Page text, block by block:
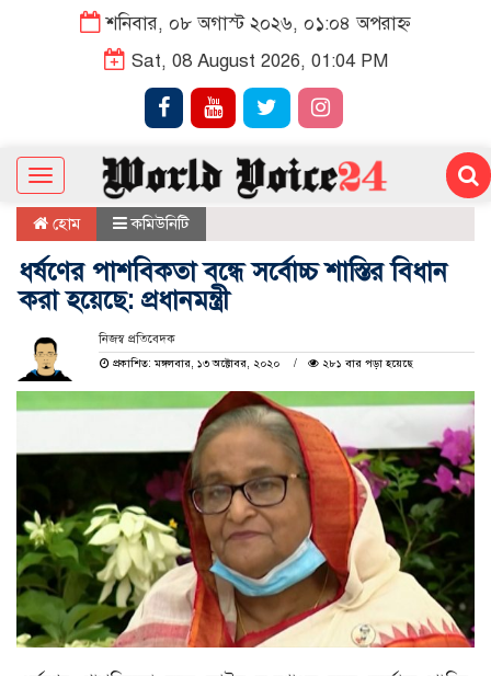
শনিবার, ০৮ অগাস্ট ২০২৬, ০১:০৪ অপরাহ্ন
Sat, 08 August 2026, 01:04 PM
Toggle
navigation
হোম কমিউনিটি
ধর্ষণের পাশবিকতা বন্ধে সর্বোচ্চ শাস্তির বিধান
করা হয়েছে: প্রধানমন্ত্রী
নিজস্ব প্রতিবেদক
প্রকাশিত: মঙ্গলবার, ১৩ অক্টোবর, ২০২০
২৮১ বার পড়া হয়েছে